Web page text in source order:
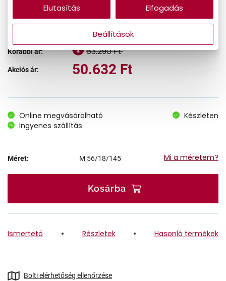
-20%
Korábbi ár: 63.290 Ft
Akciós ár: 50.632 Ft
Online megvásárolható
Készleten
Ingyenes szállítás
Méret: M 56/18/145 Mi a méretem?
Kosárba
Ismertető Részletek Hasonló termékek
Bolti elérhetőség ellenőrzése
Beállítások
Elutasítás Elfogadás